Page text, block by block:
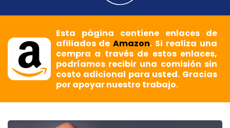
Esta página contiene enlaces de
afiliados deAmazon. Si realiza una
compra a través de estos enlaces,
podríamos recibir una comisión sin
costo adicional para usted. Gracias
por apoyar nuestro trabajo.